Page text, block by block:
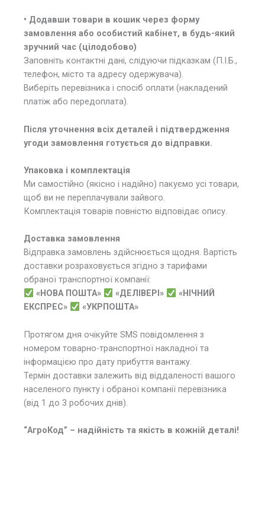
• Додавши товари в кошик через форму
замовлення або особистий кабінет, в будь-який
зручний час (цілодобово)
Заповніть контактні дані, слідуючи підказкам (П.І.Б.,
телефон, місто та адресу одержувача).
Виберіть перевізника і спосіб оплати (накладений
платіж або передоплата).
Після уточнення всіх деталей і підтвердження
угоди замовлення готується до відправки.
Упаковка і комплектація
Ми самостійно (якісно і надійно) пакуємо усі товари,
щоб ви не переплачували зайвого.
Комплектація товарів повністю відповідає опису.
Доставка замовлення
Відправка замовлень здійснюється щодня. Вартість
доставки розраховується згідно з тарифами
обраної транспортної компанії:
«НОВА ПОШТА»
«ДЕЛІВЕРІ»
«НІЧНИЙ
ЕКСПРЕС»
«УКРПОШТА»
Протягом дня очікуйте SMS повідомлення з
номером товарно-транспортної накладної та
інформацією про дату прибуття вантажу.
Термін доставки залежить від віддаленості вашого
населеного пункту і обраної компанії перевізника
(від 1 до 3 робочих днів).
“АгроКод” – надійність та якість в кожній деталі!